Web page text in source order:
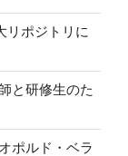
リポジトリに
と研修生のた
ポルド・ベラ